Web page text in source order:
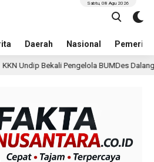
Daerah Nasional
Sabtu, 08 Agu 2026
Dalangan dengan Pola Pikir Inovatif